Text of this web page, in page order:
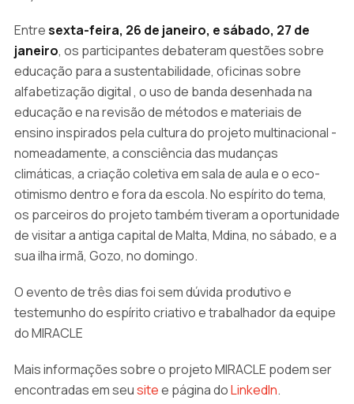
Entresexta-feira, 26 de janeiro, e sábado, 27 de
janeiro, os participantes debateram questões sobre
educação para a sustentabilidade, oficinas sobre
alfabetização digital , o uso de banda desenhada na
educação e na revisão de métodos e materiais de
ensino inspirados pela cultura do projeto multinacional -
nomeadamente, a consciência das mudanças
climáticas, a criação coletiva em sala de aula e o eco-
otimismo dentro e fora da escola. No espírito do tema,
os parceiros do projeto também tiveram a oportunidade
de visitar a antiga capital de Malta, Mdina, no sábado, e a
sua ilha irmã, Gozo, no domingo.
O evento de três dias foi sem dúvida produtivo e
testemunho do espírito criativo e trabalhador da equipe
do MIRACLE
Mais informações sobre o projeto MIRACLE podem ser
encontradas em seusitee página doLinkedIn.